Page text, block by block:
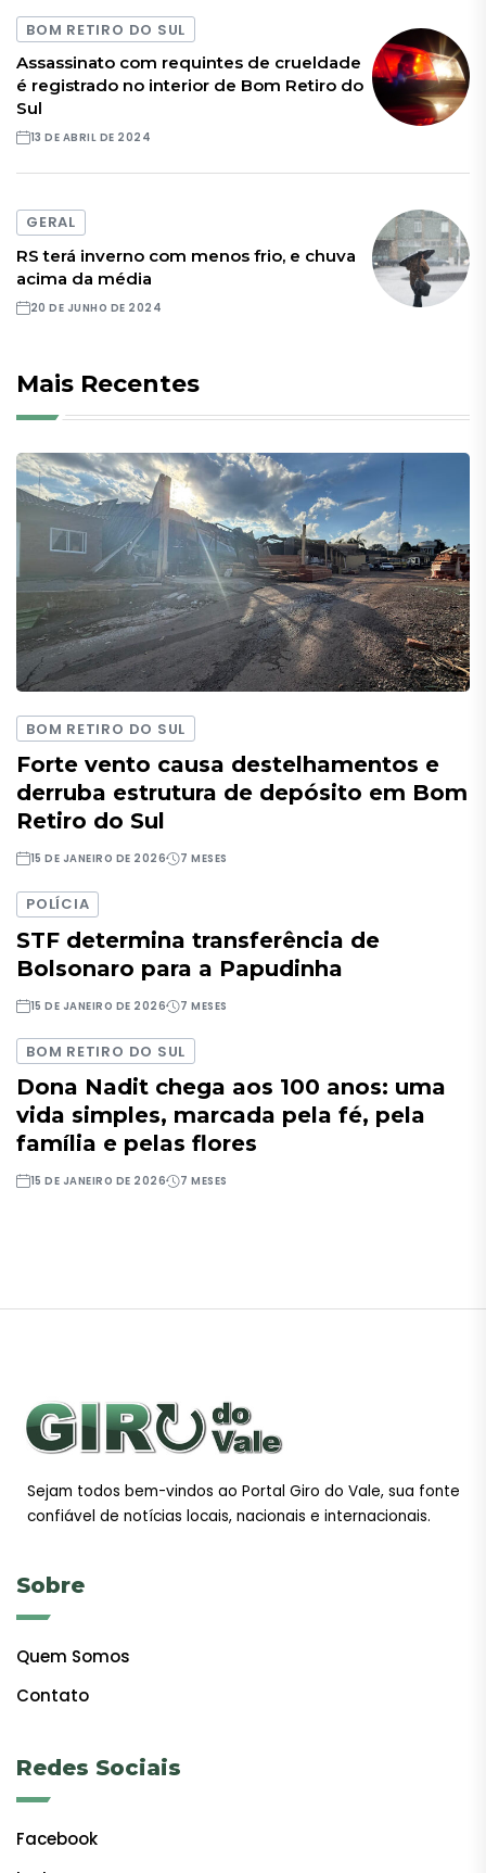
BOM RETIRO DO SUL
Assassinato com requintes de crueldade
é registrado no interior de Bom Retiro do
Sul
13 DE ABRIL DE 2024
GERAL
RS terá inverno com menos frio, e chuva
acima da média
20 DE JUNHO DE 2024
Mais Recentes
BOM RETIRO DO SUL
Forte vento causa destelhamentos e
derruba estrutura de depósito em Bom
Retiro do Sul
15 DE JANEIRO DE 2026 7 MESES
POLÍCIA
STF determina transferência de
Bolsonaro para a Papudinha
15 DE JANEIRO DE 2026 7 MESES
BOM RETIRO DO SUL
Dona Nadit chega aos 100 anos: uma
vida simples, marcada pela fé, pela
família e pelas flores
15 DE JANEIRO DE 2026 7 MESES
Sejam todos bem-vindos ao Portal Giro do Vale, sua fonte
confiável de notícias locais, nacionais e internacionais.
Sobre
Quem Somos
Contato
Redes Sociais
Facebook